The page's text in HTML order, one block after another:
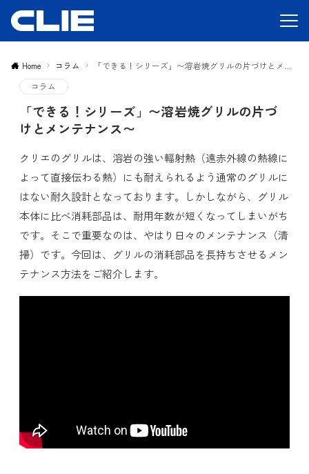
Home コラム
「できる！シリーズ」〜溶岩焼グリルの片づけとメンテナンス〜
コラム
「できる！シリーズ」〜溶岩焼グリルの片づ
けとメンテナンス〜
クリエのグリルは、溶岩の強い輻射熱（遠赤外線の熱線に
よって直接伝わる熱）にも耐えられるよう通常のグリルに
はない耐久設計となっております。しかしながら、グリル
本体に比べ消耗部品は、耐用年数が短くなってしまいがち
です。そこで重要なのは、やはり日々のメンテナンス（清
掃）です。今回は、グリルの消耗部品を長持ちさせるメン
テナンス方法をご紹介します。